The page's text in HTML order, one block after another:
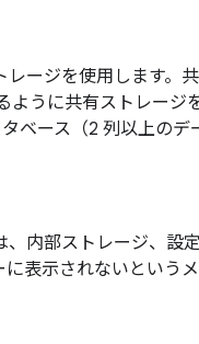
ージを使用します。
ように共有ストレージ
ベース（2 列以上のデ
内部ストレージ、設
表示されないという